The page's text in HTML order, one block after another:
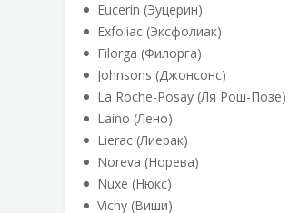
Eucerin (Эуцерин)
Exfoliac (Эксфолиак)
Filorga (Филорга)
Johnsons (Джонсонс)
La Roche-Posay (Ля Рош-Позе)
Laino (Лено)
Lierac (Лиерак)
Noreva (Норева)
Nuxe (Нюкс)
Vichy (Виши)